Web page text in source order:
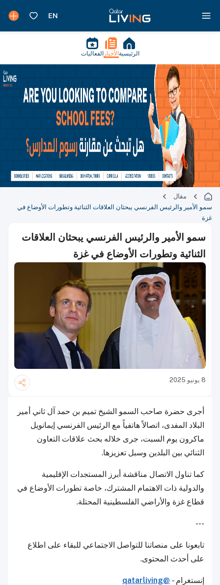
الرئيسية الأخبار الفعاليات
مقال
سمو الأمير والرئيس الفرنسي يبحثان العلاقات الثنائية وتطورات الأوضاع في
غزة
سمو الأمير والرئيس الفرنسي يبحثان العلاقات
الثنائية وتطورات الأوضاع في غزة
8 يونيو 2025
أجرى حضرة صاحب السمو الشيخ تميم بن حمد آل ثاني أمير
البلاد المفدى، اتصالاً هاتفياً مع الرئيس الفرنسي إيمانويل
ماكرون يوم السبت، جرى خلاله بحث علاقات التعاون
الثنائي بين البلدين وسبل تعزيزها.
كما تناول الاتصال مناقشة أبرز المستجدات الإقليمية
والدولية ذات الاهتمام المشترك، خاصة تطورات الأوضاع في
قطاع غزة والأراضي الفلسطينية المحتلة.
---
تابعونا على منصاتنا للتواصل الاجتماعي للبقاء على اطلاع
على أحدث المحتوى.
إنستغرام - @qatarliving